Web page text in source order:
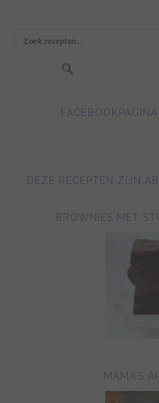
DEZE RECEPTEN ZIJN
BROWNIES MET
MAMA’S